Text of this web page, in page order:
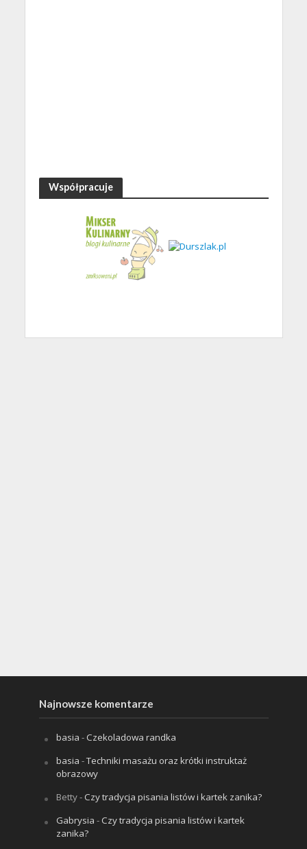
Współpracuje
Najnowsze komentarze
basia -Czekoladowa randka
basia -Techniki masażu oraz krótki instruktaż
obrazowy
Betty-Czy tradycja pisania listów i kartek zanika?
Gabrysia -Czy tradycja pisania listów i kartek
zanika?